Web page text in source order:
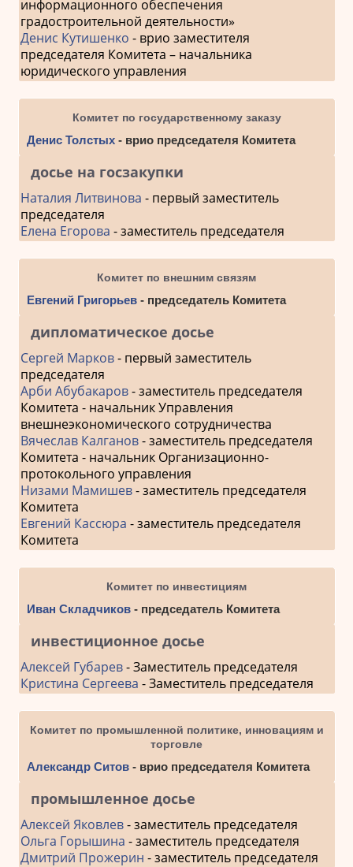
информационного обеспечения
градостроительной деятельности»
Денис Кутишенко - врио заместителя
председателя Комитета – начальника
юридического управления
Комитет по государственному заказу
Денис Толстых- врио председателя Комитета
досье на госзакупки
Наталия Литвинова - первый заместитель
председателя
Елена Егорова - заместитель председателя
Комитет по внешним связям
Евгений Григорьев- председатель Комитета
дипломатическое досье
Сергей Марков- первый заместитель
председателя
Арби Абубакаров- заместитель председателя
Комитета - начальник Управления
внешнеэкономического сотрудничества
Вячеслав Калганов- заместитель председателя
Комитета - начальник Организационно-
протокольного управления
Низами Мамишев- заместитель председателя
Комитета
Евгений Кассюра - заместитель председателя
Комитета
Комитет по инвестициям
Иван Складчиков- председатель Комитета
инвестиционное досье
Алексей Губарев- Заместитель председателя
Кристина Сергеева - Заместитель председателя
Комитет по промышленной политике, инновациям и
торговле
Александр Ситов- врио председателя Комитета
промышленное досье
Алексей Яковлев- заместитель председателя
Ольга Горышина - заместитель председателя
Дмитрий Прожерин - заместитель председателя